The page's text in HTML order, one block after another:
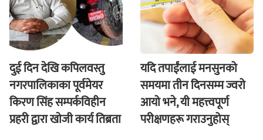
दुई दिन देखि कपिलवस्तु
नगरपालिकाका पूर्वमेयर
किरण सिंह सम्पर्कविहीन
प्रहरी द्वारा खाेजी कार्य तिब्रता
यदि तपाईंलाई मनसुनको
समयमा तीन दिनसम्म ज्वरो
आयो भने, यी महत्त्वपूर्ण
परीक्षणहरू गराउनुहोस्